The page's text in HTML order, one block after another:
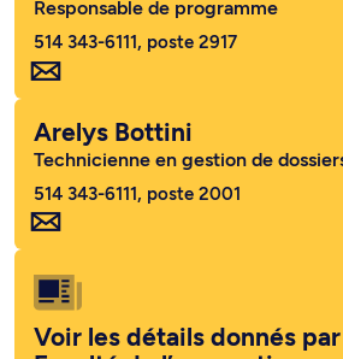
Arelys Bottini
514 343-6111, poste 2001
Voir les détails donnés par
Faculté de l’apprentissage